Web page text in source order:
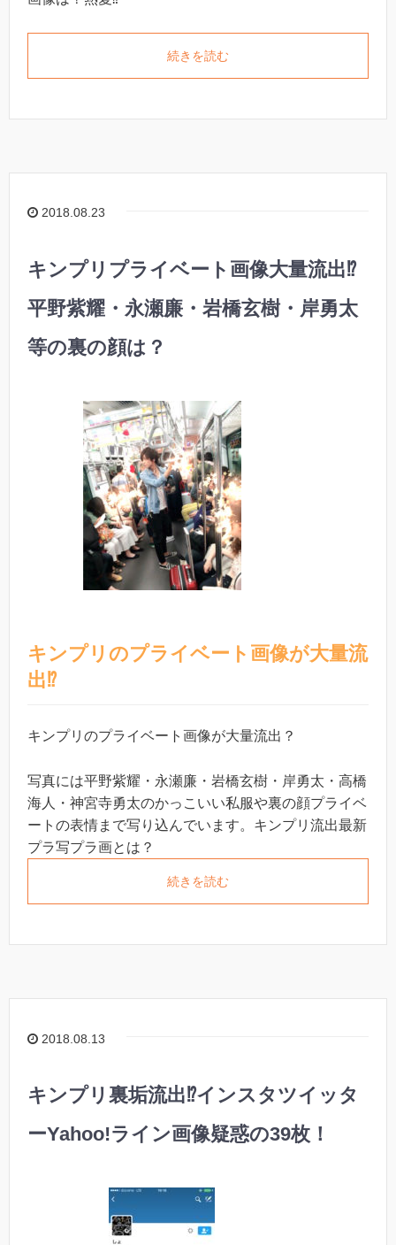
続きを読む
2018.08.23
キンプリプライベート画像大量流出⁉︎
平野紫耀・永瀬廉・岩橋玄樹・岸勇太
等の裏の顔は？
キンプリのプライベート画像が大量流
出⁉︎
キンプリのプライベート画像が大量流出？
写真には平野紫耀・永瀬廉・岩橋玄樹・岸勇太・高橋
海人・神宮寺勇太のかっこいい私服や裏の顔プライベ
ートの表情まで写り込んでいます。キンプリ流出最新
プラ写プラ画とは？
続きを読む
2018.08.13
キンプリ裏垢流出⁉︎インスタツイッタ
ーYahoo!ライン画像疑惑の39枚！